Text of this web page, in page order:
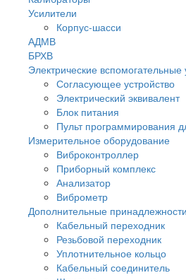
Усилители
Корпус-шасси
АДМВ
БРХВ
Электрические вспомогательные
Согласующее устройство
Электрический эквивалент
Блок питания
Пульт программирования
Измерительное оборудование
Виброконтроллер
Приборный комплекс
Анализатор
Виброметр
Дополнительные принадлежности
Кабельный переходник
Резьбовой переходник
Уплотнительное кольцо
Кабельный соединитель